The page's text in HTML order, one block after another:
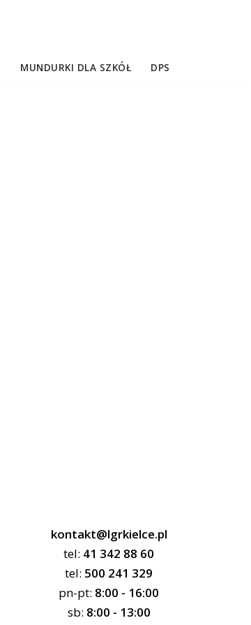
MUNDURKI DLA SZKÓŁ DPS
kontakt@lgrkielce.pl
tel: 41 342 88 60
tel: 500 241 329
pn-pt: 8:00 - 16:00
sb: 8:00 - 13:00